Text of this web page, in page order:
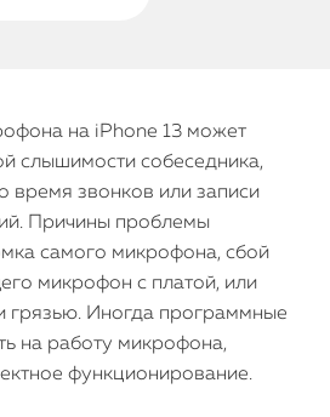
на iPhone 13 может
слышимости собеседника,
время звонков или записи
Причины проблемы
самого микрофона, сбой
микрофон с платой, или
грязью. Иногда программные
на работу микрофона,
функционирование.